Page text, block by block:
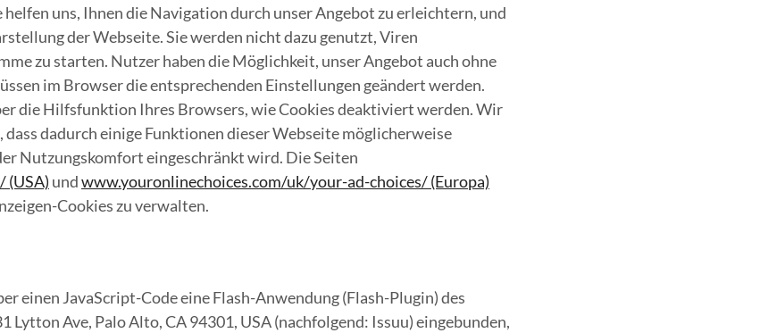
helfen uns, Ihnen die Navigation durch unser Angebot zu erleichtern, und
der Webseite. Sie werden nicht dazu genutzt, Viren
zu starten. Nutzer haben die Möglichkeit, unser Angebot auch ohne
im Browser die entsprechenden Einstellungen geändert werden.
die Hilfsfunktion Ihres Browsers, wie Cookies deaktiviert werden. Wir
dadurch einige Funktionen dieser Webseite möglicherweise
Nutzungskomfort eingeschränkt wird. Die Seiten
(USA) undwww.youronlinechoices.com/uk/your-ad-choices/ (Europa)
Cookies zu verwalten.
einen JavaScript-Code eine Flash-Anwendung (Flash-Plugin) des
Lytton Ave, Palo Alto, CA 94301, USA (nachfolgend: Issuu) eingebunden,